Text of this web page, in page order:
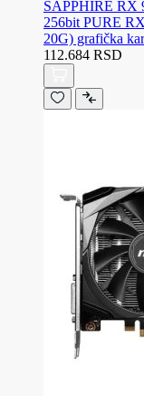
SAPPHIRE RX
256bit PURE
20G) grafička
112.684 RSD